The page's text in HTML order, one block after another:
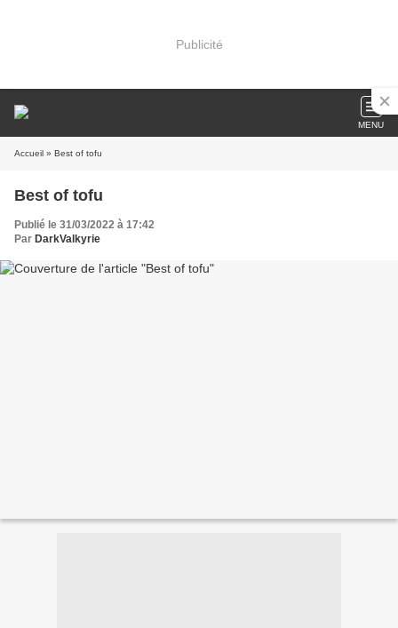
Publicité
MENU
Accueil » Best of tofu
Best of tofu
Publié le 31/03/2022 à 17:42
Par DarkValkyrie